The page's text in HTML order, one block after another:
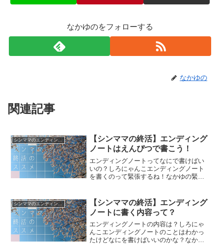
なかゆのをフォローする
なかゆの
関連記事
シンママのエンディングノート
【シンママの終活】エンディング
ノートはえんぴつで書こう！
エンディングノートってなにで書けばい
いの？しろにゃんこエンディングノート
を書くのって緊張するね！なかゆの緊張
筆とか筆で書くんじゃないの？エンディ
ングノートを書こうとノー...
シンママのエンディングノート
【シンママの終活】エンディング
ノートに書く内容って？
エンディングノートの内容は？しろにゃ
んこエンディングノートのことはわかっ
たけどなにを書けばいいのかな？なかゆ